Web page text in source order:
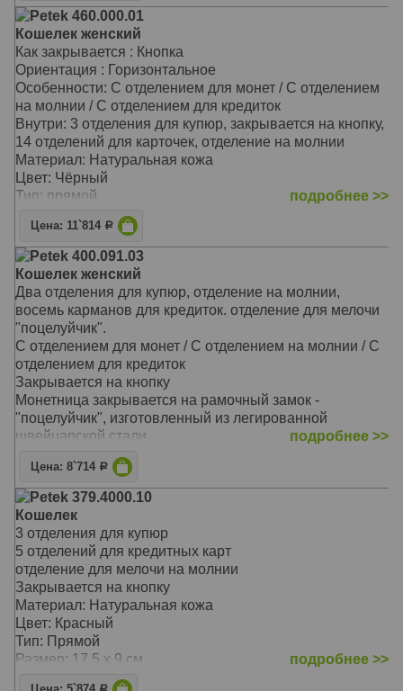
Цвет: Зелёный
Тип: прямой
Размер: 19,0х10,5 см
Petek 460.000.01
Кошелек женский
Как закрывается : Кнопка
Ориентация : Горизонтальное
Особенности: С отделением для монет / С отделением
на молнии / С отделением для кредиток
Внутри: 3 отделения для купюр, закрывается на кнопку,
14 отделений для карточек, отделение на молнии
Материал: Натуральная кожа
Цвет: Чёрный
Тип: прямой
Размер: 18,5х9,0 см
подробнее >>
Цена: 11`814 Р
Petek 400.091.03
Кошелек женский
Два отделения для купюр, отделение на молнии,
восемь карманов для кредиток. отделение для мелочи
"поцелуйчик".
С отделением для монет / С отделением на молнии / С
отделением для кредиток
Закрывается на кнопку
Монетница закрывается на рамочный замок -
"поцелуйчик", изготовленный из легированной
швейцарской стали
На внутренней задней стенке расположены три
прорезных кармана для кредитных карточек
На закрывающемся блоке имеются еще пять
прорезных карманов для карточек, окошко для
документов из прозрачной прочной сетки и одно
дополнительное отделение
Перед монетницей на внешней стороне находятся два
кармашка для карточек и одно дополнительное
отделение для бумаг на всю длину портмоне
Материал: Натуральная кожа
Цвет: Бордовый
Тип: прямой
подробнее >>
Цена: 8`714 Р
Petek 379.4000.10
Кошелек
3 отделения для купюр
5 отделений для кредитных карт
отделение для мелочи на молнии
Закрывается на кнопку
Материал: Натуральная кожа
Цвет: Красный
Тип: Прямой
Размер: 17,5 х 9 см
подробнее >>
Р